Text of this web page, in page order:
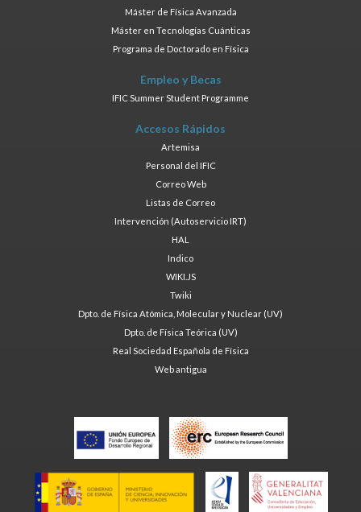
Máster de Física Avanzada
Máster en Tecnologías Cuánticas
Programa de Doctorado en Física
Empleo y Becas
IFIC Summer Student Programme
Accesos Rápidos
Artemisa
Personal del IFIC
Correo Web
Listas de Correo
Intervención (Autoservicio IRT)
HAL
Indico
WIKI.JS
Twiki
Dpto. de Física Atómica, Molecular y Nuclear (UV)
Dpto. de Física Teórica (UV)
Real Sociedad Española de Física
Web antigua